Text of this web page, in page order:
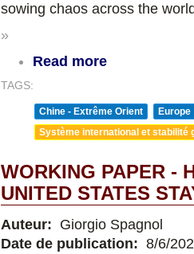
sowing chaos across the
»
Read more
TAGS:
Chine - Extrême Orient
Europe
Système international et stabilité
WORKING PAPER -
UNITED STATES
Auteur: Giorgio Spagnol
Date de publication: 8/6/